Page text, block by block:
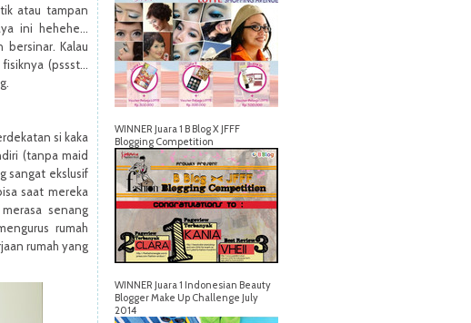
atau tampan
ini hehehe...
Kalau
(pssst...
si kaka
(tanpa maid
sangat ekslusif
saat mereka
senang
rumah
rumah yang
WINNER Juara 1 B Blog X JFFF
Blogging Competition
WINNER Juara 1 Indonesian Beauty
Blogger Make Up Challenge July
2014